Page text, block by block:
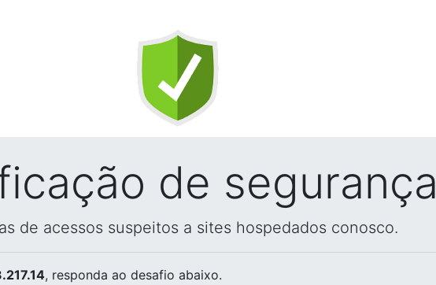
de segurança
de acessos suspeitos a sites hospedados conosco.
, responda ao desafio abaixo.